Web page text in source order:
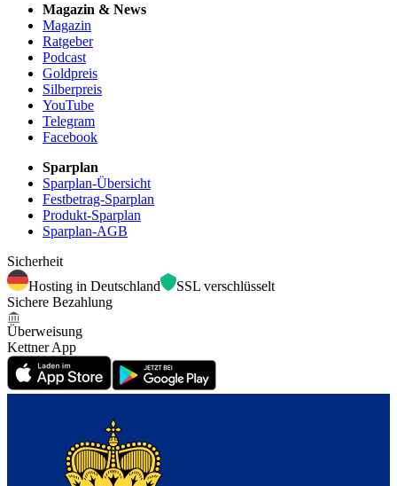
Magazin & News
Magazin
Ratgeber
Podcast
Goldpreis
Silberpreis
YouTube
Telegram
Facebook
Sparplan
Sparplan-Übersicht
Festbetrag-Sparplan
Produkt-Sparplan
Sparplan-AGB
Sicherheit
Hosting in Deutschland
SSL verschlüsselt
Sichere Bezahlung
Überweisung
Kettner App